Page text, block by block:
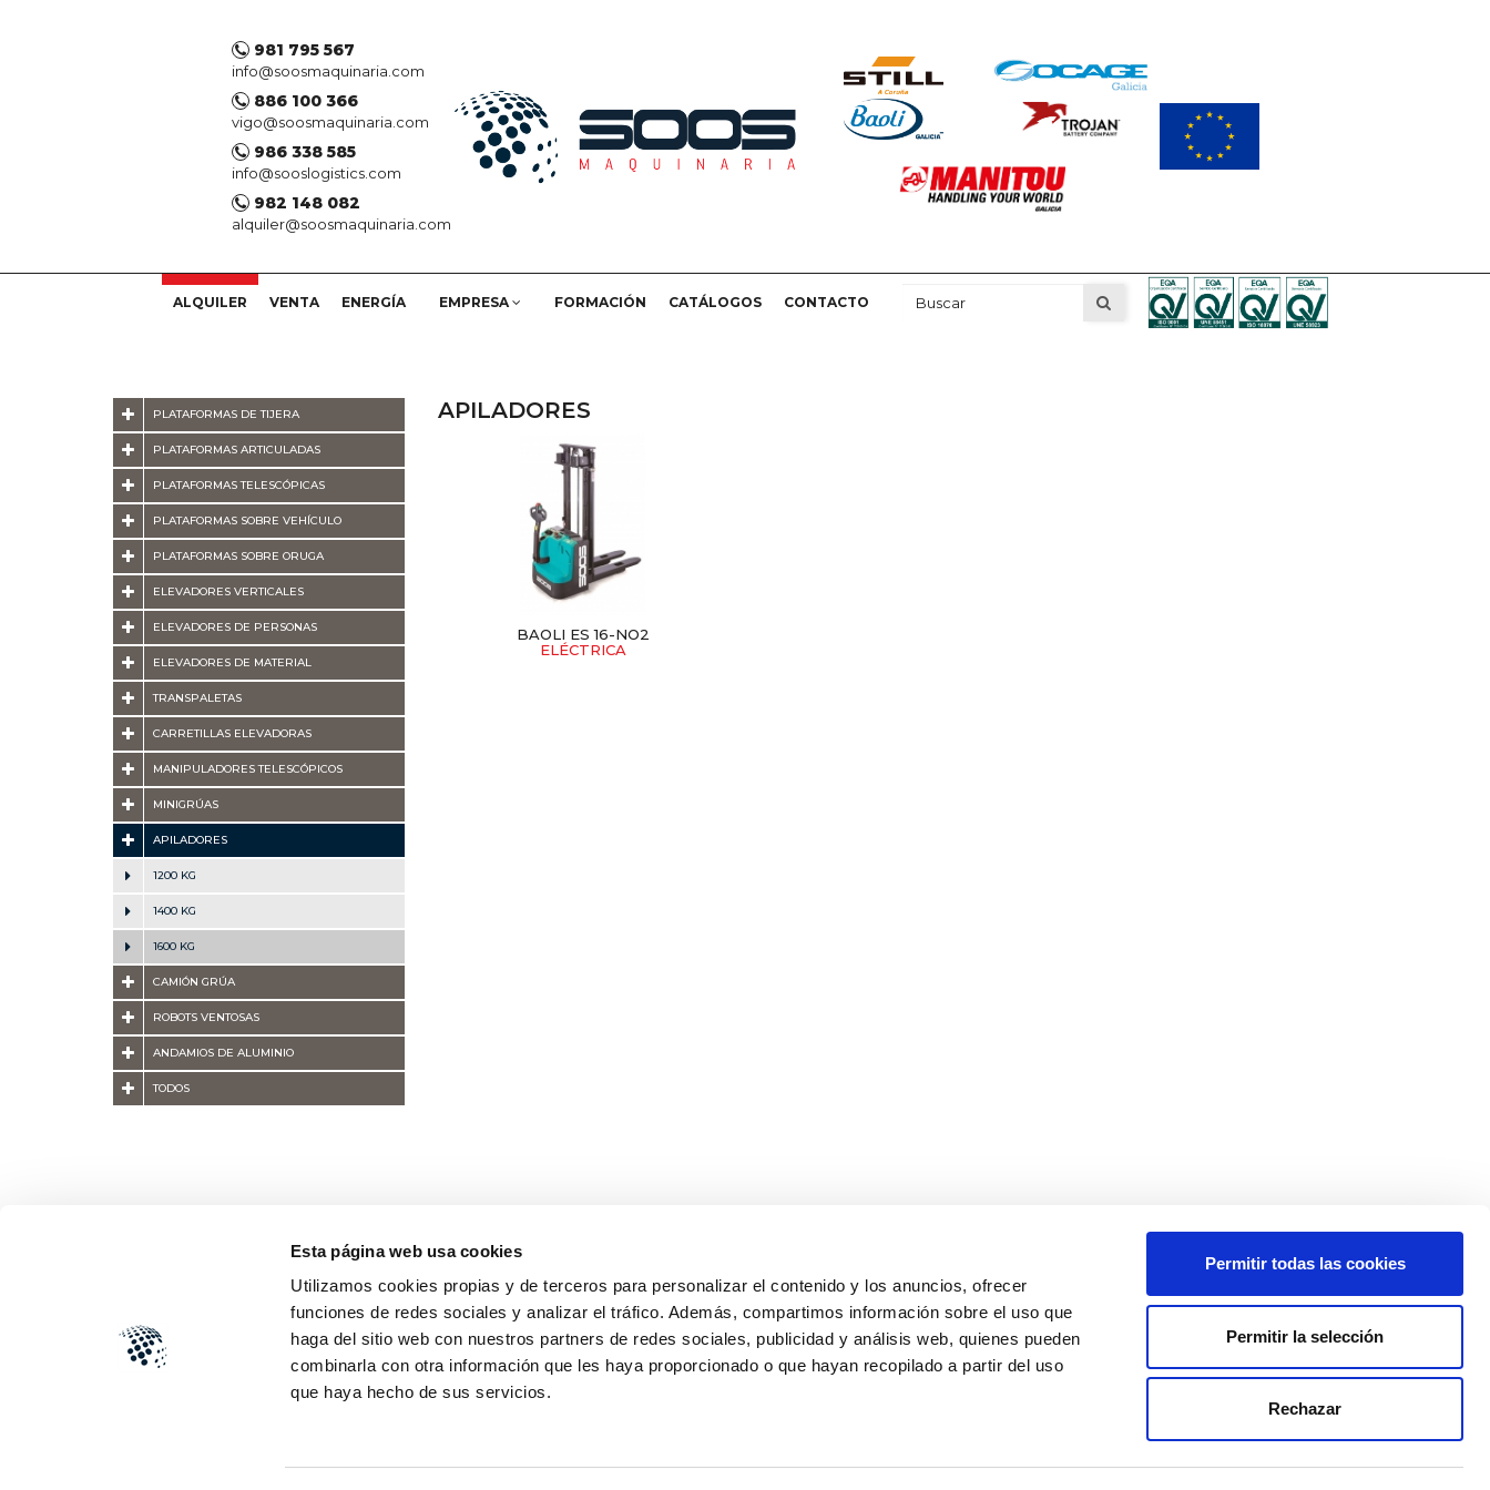
Esta página web usa cookies
Utilizamos cookies propias y de terceros para personalizar el contenido y los anuncios, ofrecer
funciones de redes sociales y analizar el tráfico. Además, compartimos información sobre el uso que
haga del sitio web con nuestros partners de redes sociales, publicidad y análisis web, quienes pueden
combinarla con otra información que les haya proporcionado o que hayan recopilado a partir del uso
que haya hecho de sus servicios.
Permitir todas las cookies
Permitir la selección
Rechazar
981 795 567
info@soosmaquinaria.com
886 100 366
vigo@soosmaquinaria.com
986 338 585
info@sooslogistics.com
982 148 082
alquiler@soosmaquinaria.com
ALQUILER VENTA ENERGÍA EMPRESA FORMACIÓN CATÁLOGOS CONTACTO
PLATAFORMAS DE TIJERA
PLATAFORMAS ARTICULADAS
PLATAFORMAS TELESCÓPICAS
PLATAFORMAS SOBRE VEHÍCULO
PLATAFORMAS SOBRE ORUGA
ELEVADORES VERTICALES
ELEVADORES DE PERSONAS
ELEVADORES DE MATERIAL
TRANSPALETAS
CARRETILLAS ELEVADORAS
MANIPULADORES TELESCÓPICOS
MINIGRÚAS
APILADORES
1200 KG
1400 KG
1600 KG
CAMIÓN GRÚA
ROBOTS VENTOSAS
ANDAMIOS DE ALUMINIO
TODOS
APILADORES
BAOLI ES 16-NO2
ELÉCTRICA